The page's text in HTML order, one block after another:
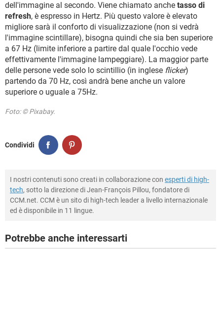
dell'immagine al secondo. Viene chiamato anche tasso di
refresh, è espresso in Hertz. Più questo valore è elevato
migliore sarà il conforto di visualizzazione (non si vedrà
l'immagine scintillare), bisogna quindi che sia ben superiore
a 67 Hz (limite inferiore a partire dal quale l'occhio vede
effettivamente l'immagine lampeggiare). La maggior parte
delle persone vede solo lo scintillio (in inglese flicker)
partendo da 70 Hz, così andrà bene anche un valore
superiore o uguale a 75Hz.
Foto: © Pixabay.
Condividi
I nostri contenuti sono creati in collaborazione con esperti di high-
tech, sotto la direzione di Jean-François Pillou, fondatore di
CCM.net. CCM è un sito di high-tech leader a livello internazionale
ed è disponibile in 11 lingue.
Potrebbe anche interessarti